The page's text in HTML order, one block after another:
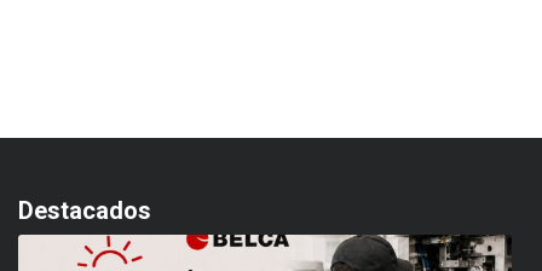
Destacados